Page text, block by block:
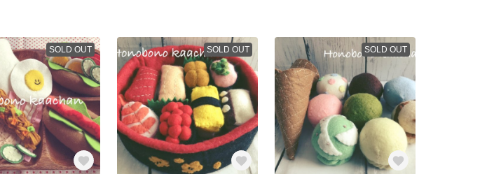
SOLD OUT SOLD OUT SOLD OUT